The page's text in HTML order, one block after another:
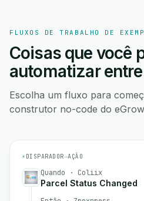
FLUXOS DE TRABALHO DE
Coisas que você
automatizar
Escolha um fluxo para
construtor no-code do
⚡ DISPARADOR→AÇÃO
Quando · Coliix
Parcel Status Changed